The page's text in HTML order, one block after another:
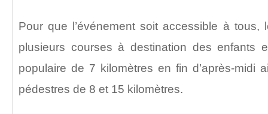
Pour que l’événement soit accessible à tous,
plusieurs courses à destination des enfants
populaire de 7 kilomètres en fin d’après-midi
pédestres de 8 et 15 kilomètres.